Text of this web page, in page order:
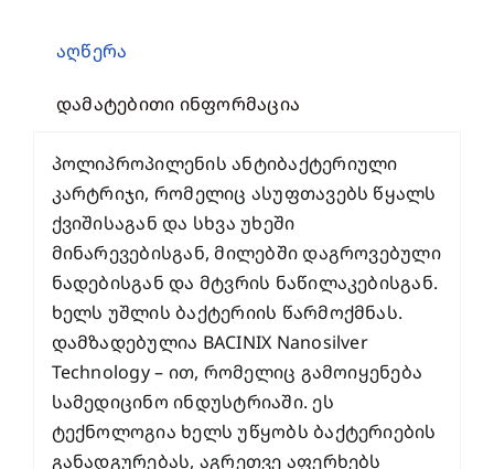
აღწერა
დამატებითი ინფორმაცია
პოლიპროპილენის ანტიბაქტერიული
კარტრიჯი, რომელიც ასუფთავებს წყალს
ქვიშისაგან და სხვა უხეში
მინარევებისგან, მილებში დაგროვებული
ნადებისგან და მტვრის ნაწილაკებისგან.
ხელს უშლის ბაქტერიის წარმოქმნას.
დამზადებულია BACINIX Nanosilver
Technology – ით, რომელიც გამოიყენება
სამედიცინო ინდუსტრიაში. ეს
ტექნოლოგია ხელს უწყობს ბაქტერიების
განადგურებას, აგრეთვე აფერხებს